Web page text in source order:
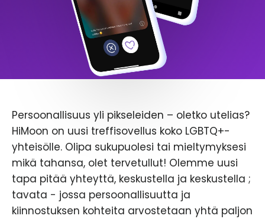
Persoonallisuus yli pikseleiden – oletko utelias?
HiMoon on uusi treffisovellus koko LGBTQ+-
yhteisölle. Olipa sukupuolesi tai mieltymyksesi
mikä tahansa, olet tervetullut! Olemme uusi
tapa pitää yhteyttä, keskustella ja keskustella ;
tavata - jossa persoonallisuutta ja
kiinnostuksen kohteita arvostetaan yhtä paljon